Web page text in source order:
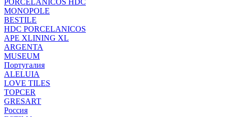
PORCELANICOS HDC
MONOPOLE
BESTILE
HDC PORCELANICOS
APE XLINING XL
ARGENTA
MUSEUM
Португалия
ALELUIA
LOVE TILES
TOPCER
GRESART
Россия